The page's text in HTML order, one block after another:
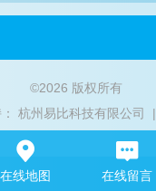
©2026 版权所有
杭州易比科技有限公司 |
在线地图 在线留言